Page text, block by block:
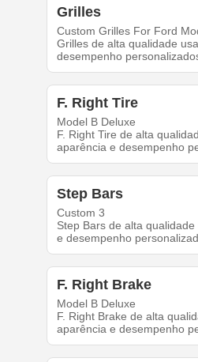
Grilles
Custom Grilles For Ford
Grilles de alta qualidade
desempenho
F. Right Tire
Model B Deluxe
F. Right Tire de alta
aparência e desempenho
Step Bars
Custom 3
Step Bars de alta
e desempenho
F. Right Brake
Model B Deluxe
F. Right Brake de alta
aparência e desempenho